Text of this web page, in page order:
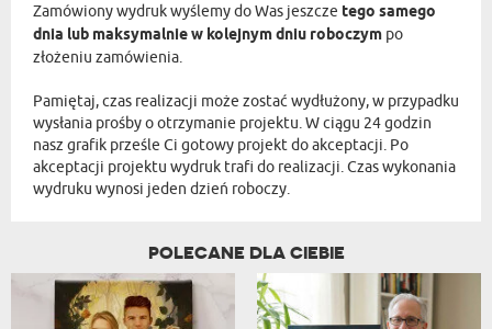
Zamówiony wydruk wyślemy do Was jeszcze tego samego
dnia lub maksymalnie w kolejnym dniu roboczym po
złożeniu zamówienia.
Pamiętaj, czas realizacji może zostać wydłużony, w przypadku
wysłania prośby o otrzymanie projektu. W ciągu 24 godzin
nasz grafik prześle Ci gotowy projekt do akceptacji. Po
akceptacji projektu wydruk trafi do realizacji. Czas wykonania
wydruku wynosi jeden dzień roboczy.
POLECANE DLA CIEBIE